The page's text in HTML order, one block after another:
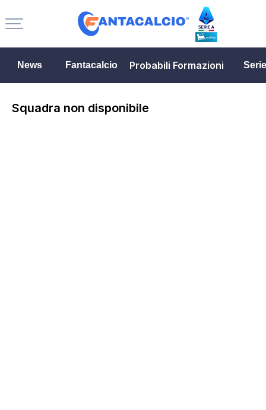
News Fantacalcio Probabili Formazioni
Squadra non disponibile